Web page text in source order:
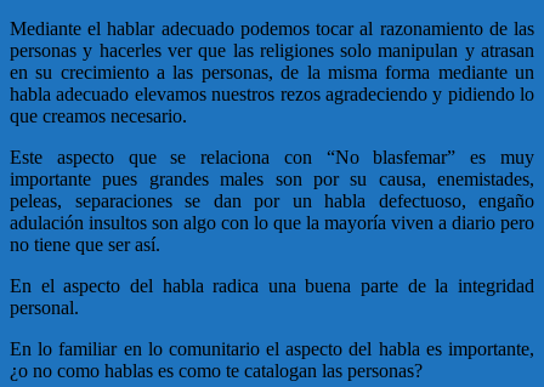
Mediante el hablar adecuado podemos tocar al razonamiento de las
personas y hacerles ver que las religiones solo manipulan y atrasan
en su crecimiento a las personas, de la misma forma mediante un
habla adecuado elevamos nuestros rezos agradeciendo y pidiendo lo
que creamos necesario.
Este aspecto que se relaciona con “No blasfemar” es muy
importante pues grandes males son por su causa, enemistades,
peleas, separaciones se dan por un habla defectuoso, engaño
adulación insultos son algo con lo que la mayoría viven a diario pero
no tiene que ser así.
En el aspecto del habla radica una buena parte de la integridad
personal.
En lo familiar en lo comunitario el aspecto del habla es importante,
¿o no como hablas es como te catalogan las personas?